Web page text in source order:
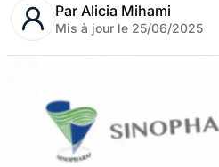
Par Alicia Mihami
Mis à jour le 25/06/2025